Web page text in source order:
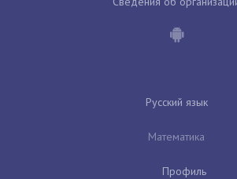
Русский язык
Математика
Профиль